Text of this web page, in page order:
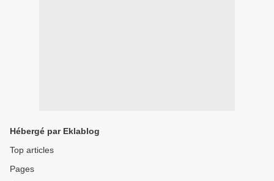
Hébergé par Eklablog
Top articles
Pages